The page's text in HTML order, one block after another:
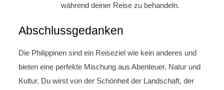
während deiner Reise zu behandeln.
Abschlussgedanken
Die Philippinen sind ein Reiseziel wie kein anderes und
bieten eine perfekte Mischung aus Abenteuer, Natur und
Kultur. Du wirst von der Schönheit der Landschaft, der